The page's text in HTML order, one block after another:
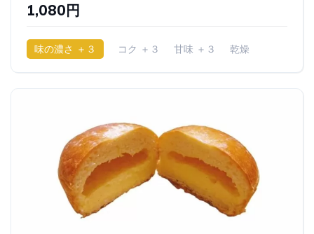
1,080円
味の濃さ ＋３ コク ＋３ 甘味 ＋３ 乾燥